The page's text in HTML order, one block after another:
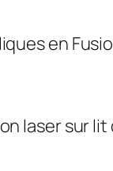
en
laser sur